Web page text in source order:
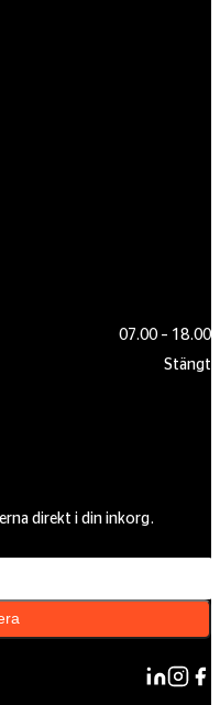
07.00 – 18.00
Stängt
direkt i din inkorg.